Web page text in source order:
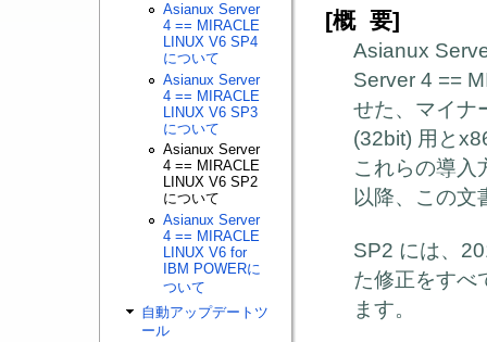
Asianux Server
4 == MIRACLE
LINUX V6 SP4
について
Asianux Server
4 == MIRACLE
LINUX V6 SP3
について
Asianux Server
4 == MIRACLE
LINUX V6 SP2
について
Asianux Server
4 == MIRACLE
LINUX V6 for
IBM POWERに
ついて
自動アップデートツ
ール
[概 要]
Asianux
Server 4 ==
せた、マイナ
(32bit) 用と
これらの導入
以降、この
SP2 には、
た修正をすべ
ます。